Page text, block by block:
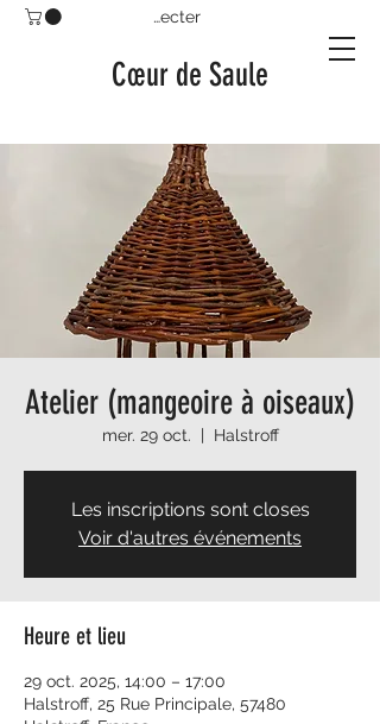
Se connecter
Cœur de Saule
Atelier (mangeoire à oiseaux)
mer. 29 oct.
  |
Halstroff
Les inscriptions sont closes
Voir d'autres événements
Heure et lieu
29 oct. 2025, 14:00 – 17:00
Halstroff, 25 Rue Principale, 57480